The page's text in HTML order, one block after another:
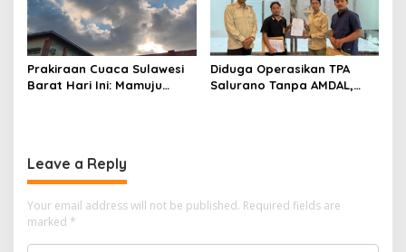
Prakiraan Cuaca Sulawesi
Barat Hari Ini: Mamuju
Diduga Operasikan TPA
Salurano Tanpa AMDAL,
Leave a Reply
Your email address will not be published. Required fields are
marked *